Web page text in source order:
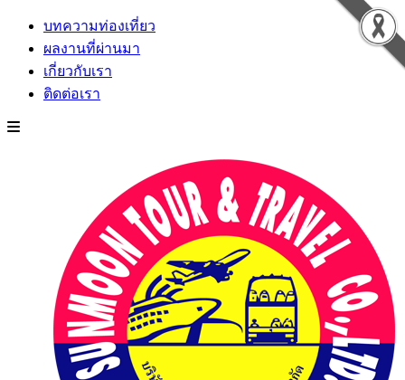
บทความท่องเที่ยว
ผลงานที่ผ่านมา
เกี่ยวกับเรา
ติดต่อเรา